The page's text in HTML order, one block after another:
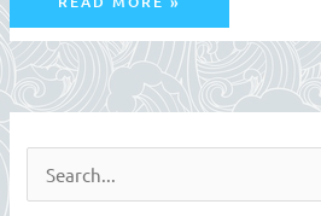
CONFÉRENCE
« LA
FORGE »
e